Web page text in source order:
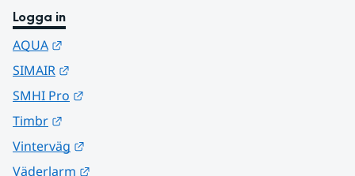
Logga in
AQUA
SIMAIR
SMHI Pro
Timbr
Vinterväg
Väderlarm